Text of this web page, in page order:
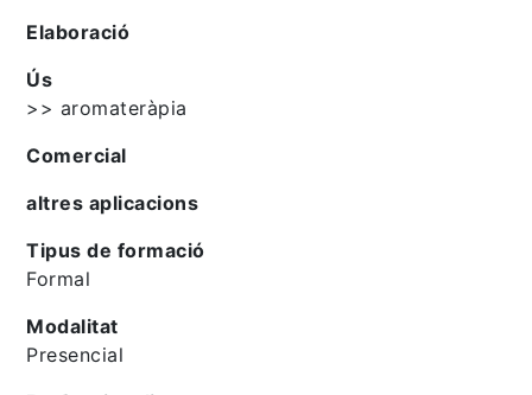
Elaboració
Ús
>> aromateràpia
Comercial
altres aplicacions
Tipus de formació
Formal
Modalitat
Presencial